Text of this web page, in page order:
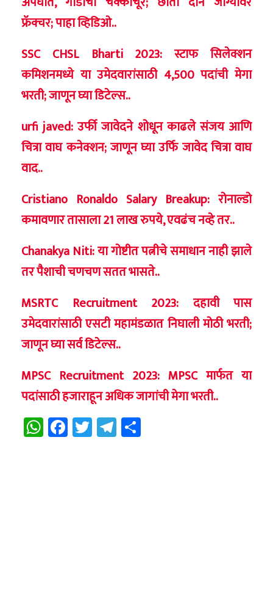
फ्रॅक्चर; पाहा व्हिडिओ..
SSC CHSL Bharti 2023: स्टाफ सिलेक्शन
कमिशनमध्ये या उमेदवारांसाठी 4,500 पदांची मेगा
भरती; जाणून घ्या डिटेल्स..
urfi javed: उर्फी जावेदने शोधून काढले संजय आणि
चित्रा वाघ कनेक्शन; जाणून घ्या उर्फि जावेद चित्रा वाघ
वाद..
Cristiano Ronaldo Salary Breakup: रोनाल्डो
कमावणार तासाला 21 लाख रुपये, एवढंच नव्हे तर..
Chanakya Niti: या गोष्टीत पत्नीचे समाधान नाही झाले
तर पैशाची चणचण सतत भासते..
MSRTC Recruitment 2023: दहावी पास
उमेदवारांसाठी एसटी महामंडळात निघाली मोठी भरती;
जाणून घ्या सर्व डिटेल्स..
MPSC Recruitment 2023: MPSC मार्फत या
पदांसाठी हजाराहून अधिक जागांची मेगा भरती..
WhatsApp
Facebook
TwitterTelegram